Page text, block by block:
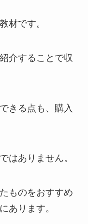
材です。
介することで収
きる点も、購入
はありません。
ものをおすすめ
あります。